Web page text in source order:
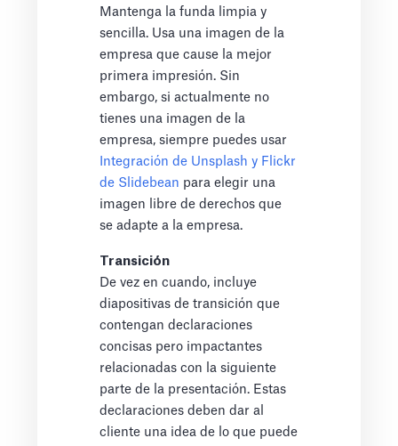
Mantenga la funda limpia y
sencilla. Usa una imagen de la
empresa que cause la mejor
primera impresión. Sin
embargo, si actualmente no
tienes una imagen de la
empresa, siempre puedes usar
Integración de Unsplash y Flickr
de Slidebean para elegir una
imagen libre de derechos que
se adapte a la empresa.
Transición
De vez en cuando, incluye
diapositivas de transición que
contengan declaraciones
concisas pero impactantes
relacionadas con la siguiente
parte de la presentación. Estas
declaraciones deben dar al
cliente una idea de lo que puede